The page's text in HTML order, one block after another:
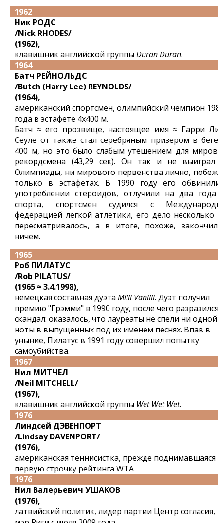
1962
Ник РОДС
/Nick RHODES/
(1962),
клавишник английской группы Duran Duran.
1964
Батч РЕЙНОЛЬДС
/Butch (Harry Lee) REYNOLDS/
(1964),
американский спортсмен, олимпийский чемпион
года в эстафете 4x400 м.
Батч ≈ его прозвище, настоящее имя ≈ Гарри
Сеуле от также стал серебряным призером в
400 м, но это было слабым утешением для
рекордсмена (43,29 сек). Он так и не
Олимпиады, ни мирового первенства лично,
только в эстафетах. В 1990 году его
употреблении стероидов, отлучили на два
спорта, спортсмен судился с
федерацией легкой атлетики, его дело несколько
пересматривалось, а в итоге, похоже,
ничем.
1965
Роб ПИЛАТУС
/Rob PILATUS/
(1965 ≈ 3.4.1998),
немецкая составная дуэта Milli Vanilli. Дуэт получил
премию "Грэмми" в 1990 году, после чего разразился
скандал: оказалось, что лауреаты не спели ни одной
ноты в выпущенных под их именем песнях. Впав в
уныние, Пилатус в 1991 году совершил попытку
самоубийства.
1967
Нил МИТЧЕЛ
/Neil MITCHELL/
(1967),
клавишник английской группы Wet Wet Wet.
1976
Линдсей ДЭВЕНПОРТ
/Lindsay DAVENPORT/
(1976),
американская теннисистка, прежде поднимавшаяся
первую строчку рейтинга WTA.
1976
Нил Валерьевич УШАКОВ
(1976),
латвийский политик, лидер партии Центр согласия,